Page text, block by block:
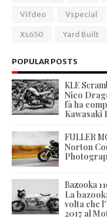
Vifdeo
Vspecial
Xs650
Yard Built
POPULAR POSTS
KLE
Nico
fà ha
Kawasaki
FULLER
Norton
Bazooka
La
volta che
2017 al